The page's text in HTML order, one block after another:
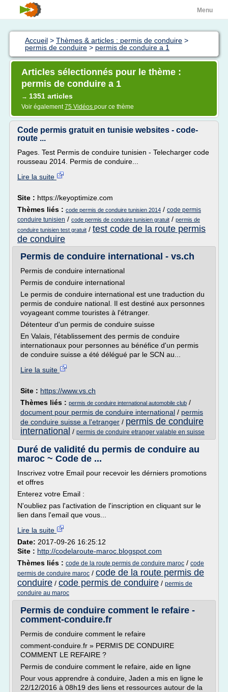
Menu
Accueil > Thèmes & articles : permis de conduire >
permis de conduire > permis de conduire a 1
Articles sélectionnés pour le thème :
permis de conduire a 1
→ 1351 articles
Voir également75 Vidéos pour ce thème
Code permis gratuit en tunisie websites - code-
route ...
Pages. Test Permis de conduire tunisien - Telecharger code
rousseau 2014. Permis de conduire...
Lire la suite
Site : https://keyoptimize.com
Thèmes liés : code permis de conduire tunisien 2014 / code permis
conduire tunisien / code permis de conduire tunisien gratuit / permis de
conduire tunisien test gratuit / test code de la route permis
de conduire
Permis de conduire international - vs.ch
Permis de conduire international
Permis de conduire international
Le permis de conduire international est une traduction du
permis de conduire national. Il est destiné aux personnes
voyageant comme touristes à l'étranger.
Détenteur d'un permis de conduire suisse
En Valais, l'établissement des permis de conduire
internationaux pour personnes au bénéfice d'un permis
de conduire suisse a été délégué par le SCN au...
Lire la suite
Site : https://www.vs.ch
Thèmes liés : permis de conduire international automobile club /
document pour permis de conduire international / permis
de conduire suisse a l'etranger / permis de conduire
international / permis de conduire etranger valable en suisse
Duré de validité du permis de conduire au
maroc ~ Code de ...
Inscrivez votre Email pour recevoir les dérniers promotions
et offres
Enterez votre Email :
N'oubliez pas l'activation de l'inscription en cliquant sur le
lien dans l'email que vous...
Lire la suite
Date: 2017-09-26 16:25:12
Site : http://codelaroute-maroc.blogspot.com
Thèmes liés : code de la route permis de conduire maroc / code
permis de conduire maroc / code de la route permis de
conduire / code permis de conduire / permis de
conduire au maroc
Permis de conduire comment le refaire -
comment-conduire.fr
Permis de conduire comment le refaire
comment-conduire.fr » PERMIS DE CONDUIRE
COMMENT LE REFAIRE ?
Permis de conduire comment le refaire, aide en ligne
Pour vous apprendre à conduire, Jaden a mis en ligne le
22/12/2016 à 08h19 des liens et ressources autour de la